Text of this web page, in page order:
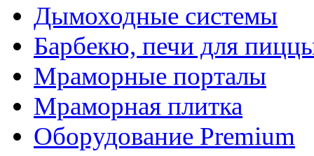
Дымоходные системы
Барбекю, печи для
Мраморные порталы
Мраморная плитка
Оборудование Premium